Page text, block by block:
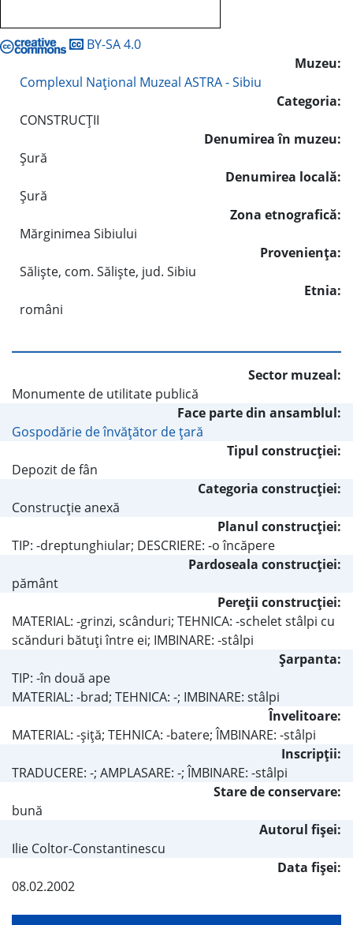
BY-SA 4.0
Muzeu:
Complexul Naţional Muzeal ASTRA - Sibiu
Categoria:
CONSTRUCŢII
Denumirea în muzeu:
Şură
Denumirea locală:
Şură
Zona etnografică:
Mărginimea Sibiului
Provenienţa:
Sălişte, com. Sălişte, jud. Sibiu
Etnia:
români
Sector muzeal:
Monumente de utilitate publică
Face parte din ansamblul:
Gospodărie de învăţător de ţară
Tipul construcţiei:
Depozit de fân
Categoria construcţiei:
Construcţie anexă
Planul construcţiei:
TIP: -dreptunghiular; DESCRIERE: -o încăpere
Pardoseala construcţiei:
pământ
Pereţii construcţiei:
MATERIAL: -grinzi, scânduri; TEHNICA: -schelet stâlpi cu
scănduri bătuţi între ei; IMBINARE: -stâlpi
Şarpanta:
TIP: -în două ape
MATERIAL: -brad; TEHNICA: -; IMBINARE: stâlpi
Învelitoare:
MATERIAL: -şiţă; TEHNICA: -batere; ÎMBINARE: -stâlpi
Inscripţii:
TRADUCERE: -; AMPLASARE: -; ÎMBINARE: -stâlpi
Stare de conservare:
bună
Autorul fişei:
Ilie Coltor-Constantinescu
Data fișei:
08.02.2002